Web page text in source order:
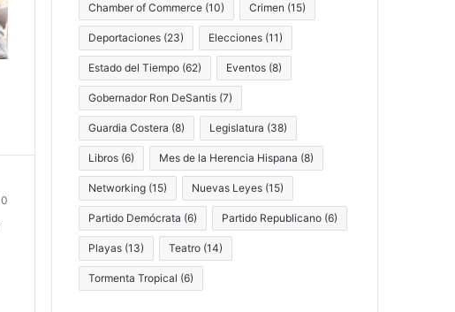
0
Chamber of Commerce (10) Crimen (15)
Deportaciones (23) Elecciones (11)
Estado del Tiempo (62) Eventos (8)
Gobernador Ron DeSantis (7)
Guardia Costera (8) Legislatura (38)
Libros (6) Mes de la Herencia Hispana (8)
Networking (15) Nuevas Leyes (15)
Partido Demócrata (6) Partido Republicano (6)
Playas (13) Teatro (14)
Tormenta Tropical (6)